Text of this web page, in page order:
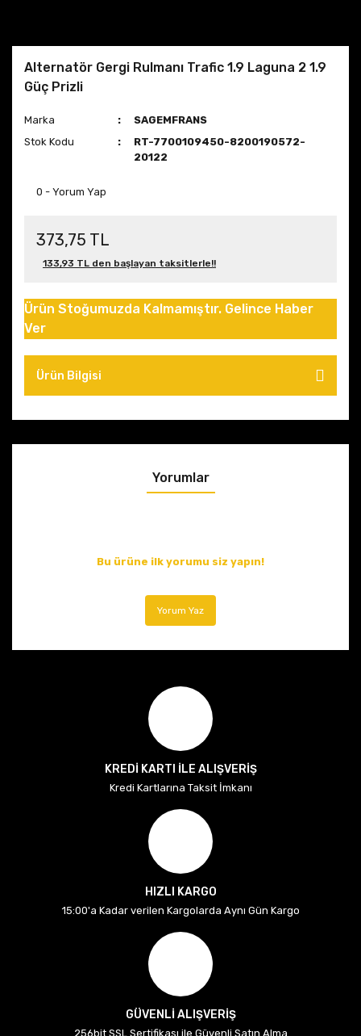
Alternatör Gergi Rulmanı Trafic 1.9 Laguna 2 1.9
Güç Prizli
Marka
SAGEMFRANS
Stok Kodu
RT-7700109450-8200190572-
20122
0 - Yorum Yap
373,75 TL
133,93 TL den başlayan taksitlerle!!
Ürün Stoğumuzda Kalmamıştır. Gelince Haber
Ver
Ürün Bilgisi
Yorumlar
Bu ürüne ilk yorumu siz yapın!
Yorum Yaz
KREDİ KARTI İLE ALIŞVERİŞ
Kredi Kartlarına Taksit İmkanı
HIZLI KARGO
15:00'a Kadar verilen Kargolarda Aynı Gün Kargo
GÜVENLİ ALIŞVERİŞ
256bit SSL Sertifikası ile Güvenli Satın Alma